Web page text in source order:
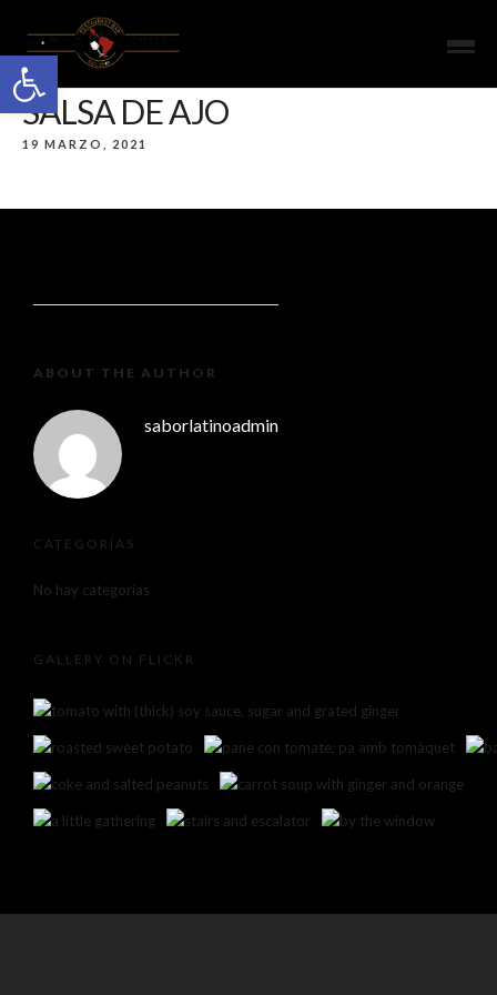
SALSA DE AJO
19 MARZO, 2021
ABOUT THE AUTHOR
saborlatinoadmin
CATEGORÍAS
No hay categorías
GALLERY ON FLICKR
Open toolbar